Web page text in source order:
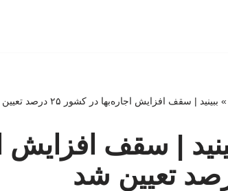
» ببینید | سقف افزایش اجاره‌بها در کشور ۲۵ درصد تعیین شد
تعیین شد